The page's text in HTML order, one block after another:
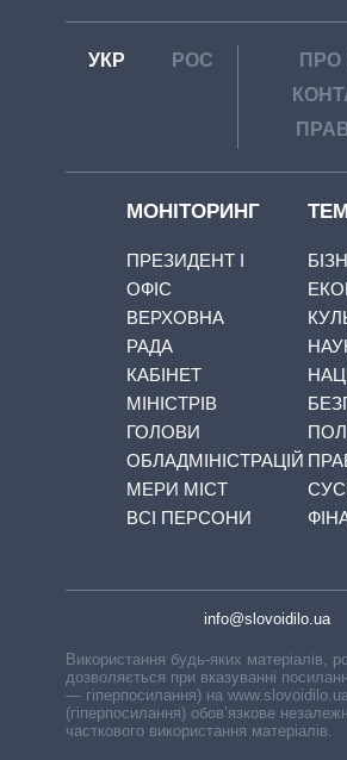
УКР РОС
ПРО
МОНІТОРИНГ
ПРЕЗИДЕНТ І
ОФІС
ВЕРХОВНА
РАДА
КАБІНЕТ
МІНІСТРІВ
ГОЛОВИ
ОБЛАДМІНІСТРАЦІЙ
МЕРИ МІСТ
ВСІ ПЕРСОНИ
info@slovoidilo.ua
Використання будь-яких матеріалів,
дозволяється при вказуванні
— гіперпосилання) на
(гіперпосилання) обов’язкове
часткового використання матеріалів.